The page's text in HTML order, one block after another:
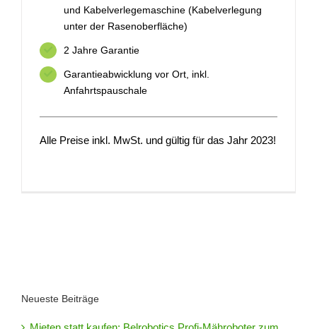
und Kabelverlegemaschine (Kabelverlegung
unter der Rasenoberfläche)
2 Jahre Garantie
Garantieabwicklung vor Ort, inkl.
Anfahrtspauschale
Alle Preise inkl. MwSt. und gültig für das Jahr 2023!
Neueste Beiträge